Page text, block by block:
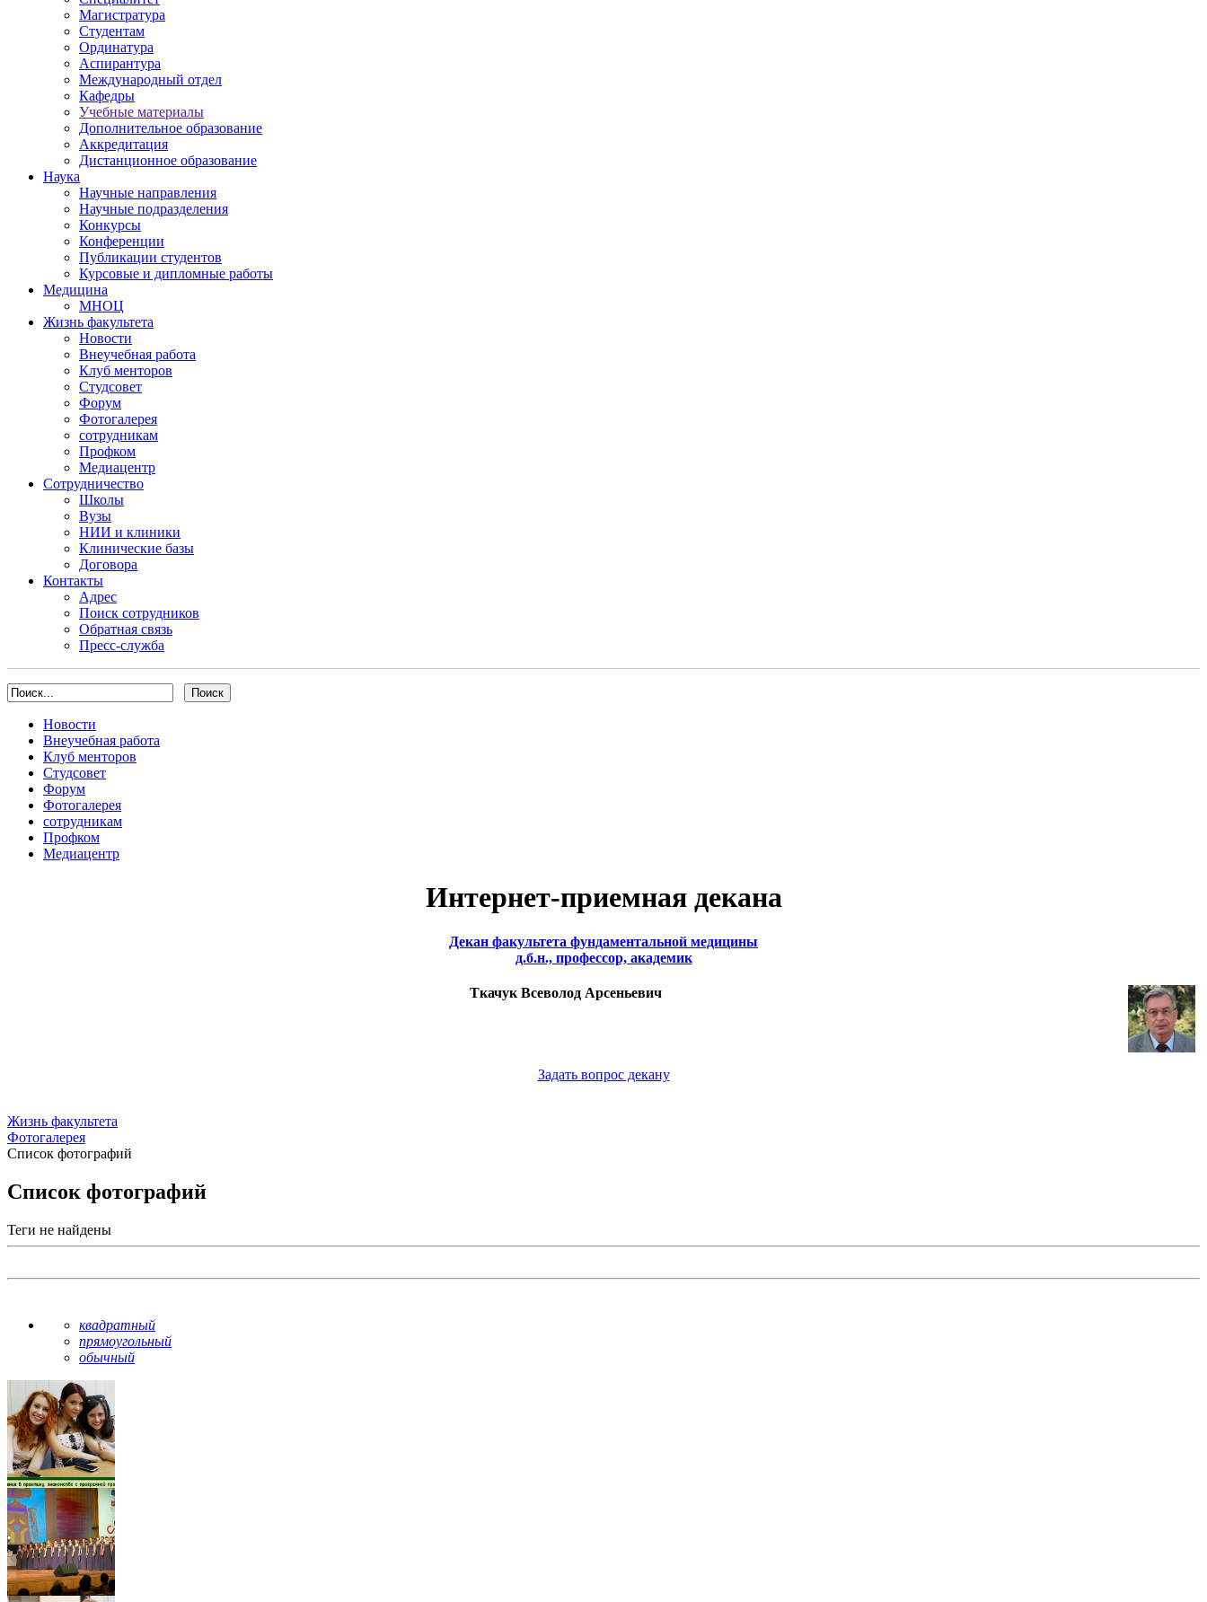
Магистратура
Студентам
Ординатура
Аспирантура
Международный отдел
Кафедры
Учебные материалы
Дополнительное образование
Аккредитация
Дистанционное образование
Наука
Научные направления
Научные подразделения
Конкурсы
Конференции
Публикации студентов
Курсовые и дипломные работы
Медицина
МНОЦ
Жизнь факультета
Новости
Внеучебная работа
Клуб менторов
Студсовет
Форум
Фотогалерея
сотрудникам
Профком
Медиацентр
Сотрудничество
Школы
Вузы
НИИ и клиники
Клинические базы
Договора
Контакты
Адрес
Поиск сотрудников
Обратная связь
Пресс-служба
Новости
Внеучебная работа
Клуб менторов
Студсовет
Форум
Фотогалерея
сотрудникам
Профком
Медиацентр
Интернет-приемная декана
Декан факультета фундаментальной медицины
д.б.н., профессор, академик
Ткачук Всеволод Арсеньевич
Задать вопрос декану
Жизнь факультета
Фотогалерея
Список фотографий
Список фотографий
Теги не найдены
квадратный
прямоугольный
обычный